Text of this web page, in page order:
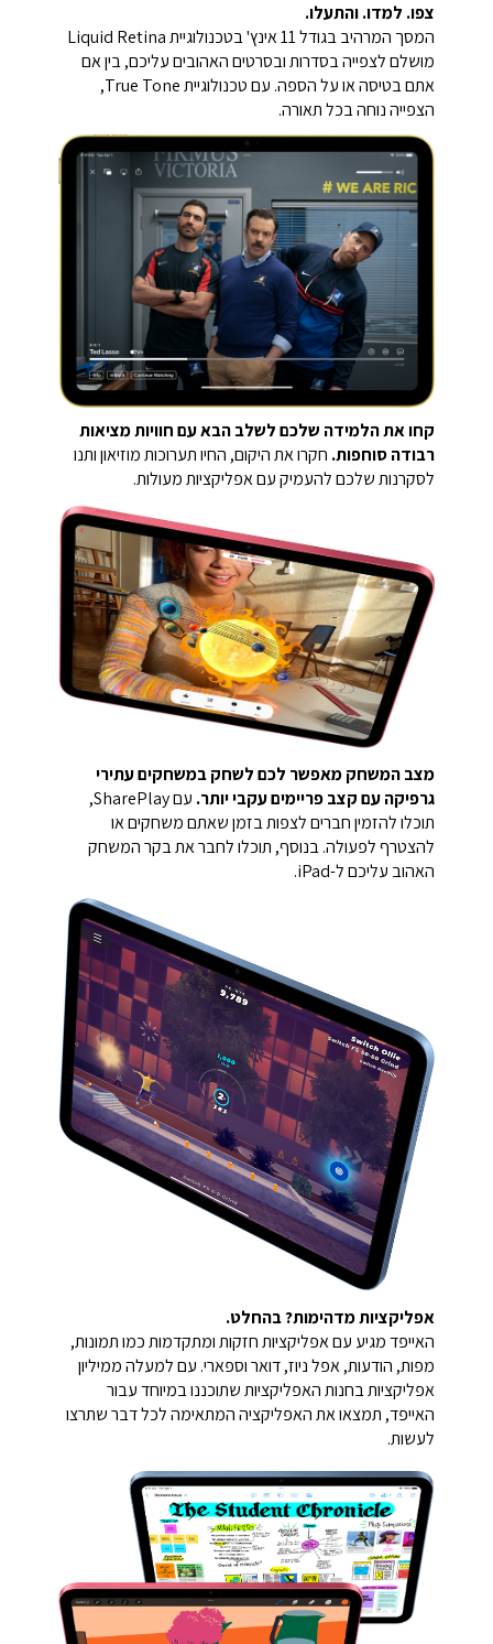
צפו. למדו. והתעלו.
המסך המרהיב בגודל 11 אינץ' בטכנולוגיית Liquid Retina
מושלם לצפייה בסדרות ובסרטים האהובים עליכם, בין אם
אתם בטיסה או על הספה. עם טכנולוגיית True Tone,
הצפייה נוחה בכל תאורה.
קחו את הלמידה שלכם לשלב הבא עם חוויות מציאות
רבודה סוחפות. חקרו את היקום, החיו תערוכות מוזיאון ותנו
לסקרנות שלכם להעמיק עם אפליקציות מעולות.
מצב המשחק מאפשר לכם לשחק במשחקים עתירי
גרפיקה עם קצב פריימים עקבי יותר.
עם SharePlay,
תוכלו להזמין חברים לצפות בזמן שאתם משחקים או
להצטרף לפעולה. בנוסף, תוכלו לחבר את בקר המשחק
האהוב עליכם ל-iPad.
אפליקציות מדהימות? בהחלט.
האייפד מגיע עם אפליקציות חזקות ומתקדמות כמו תמונות,
מפות, הודעות, אפל ניוז, דואר וספארי. עם למעלה ממיליון
אפליקציות בחנות האפליקציות שתוכננו במיוחד עבור
האייפד, תמצאו את האפליקציה המתאימה לכל דבר שתרצו
לעשות.